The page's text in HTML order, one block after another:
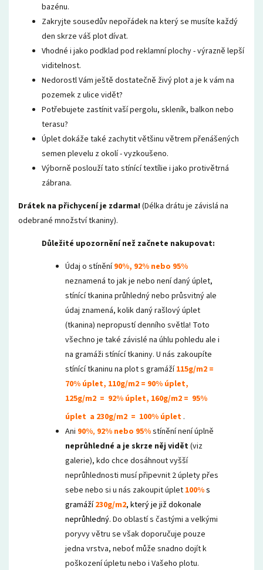
bazénu.
Zakryjte sousedův nepořádek na který se musíte každý
den skrze váš plot dívat.
Vhodné i jako podklad pod reklamní plochy - výrazně lepší
viditelnost.
Nedorostl Vám ještě dostatečně živý plot a je k vám na
pozemek z ulice vidět?
Potřebujete zastínit vaší pergolu, skleník, balkon nebo
terasu?
Úplet dokáže také zachytit většinu větrem přenášených
semen plevelu z okolí - vyzkoušeno.
Výborně poslouží tato stínící textílie i jako protivětrná
zábrana.
Drátek na přichycení je zdarma! (Délka drátu je závislá na
odebrané množství tkaniny).
Důležité upozornění než začnete nakupovat:
Údaj o stínění90%, 92% nebo 95%
neznamená to jak je nebo není daný úplet,
stínící tkanina průhledný nebo průsvitný ale
údaj znamená, kolik daný rašlový úplet
(tkanina) nepropustí denního světla! Toto
všechno je také závislé na úhlu pohledu ale i
na gramáži stínící tkaniny. U nás zakoupíte
stínící tkaninu na plot s gramáží115g/m2 =
70% úplet, 110g/m2 = 90% úplet,
125g/m2 = 92% úplet, 160g/m2 = 95%
úplet a 230g/m2 = 100% úplet .
Ani 90%, 92% nebo 95%stínění není úplně
neprůhledné a je skrze něj vidět(viz
galerie), kdo chce dosáhnout vyšší
neprůhlednosti musí připevnit 2 úplety přes
sebe nebo si u nás zakoupit úplet 100%s
gramáží 230g/m2, který je již dokonale
neprůhledný. Do oblastí s častými a velkými
poryvy větru se však doporučuje pouze
jedna vrstva, neboť může snadno dojít k
poškození úpletu nebo i Vašeho plotu.